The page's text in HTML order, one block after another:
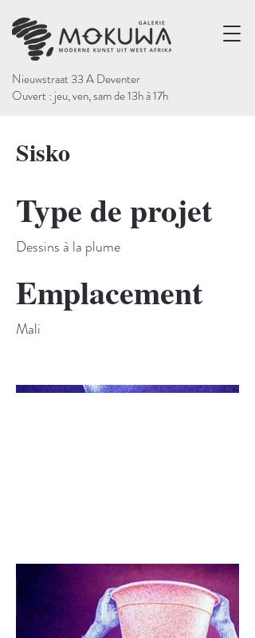
Nieuwstraat 33 A Deventer
Ouvert : jeu, ven, sam de 13h à 17h
Sisko
Type de projet
Dessins à la plume
Emplacement
Mali